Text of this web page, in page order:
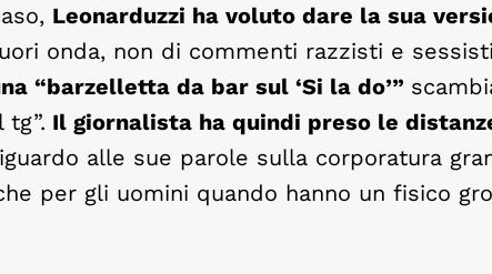
Leonarduzzi ha voluto dare la sua
onda, non di commenti razzisti e
“barzelletta da bar sul ‘Si la do’”
Il giornalista ha quindi preso le
alle sue parole sulla corporatura
per gli uomini quando hanno un fisico